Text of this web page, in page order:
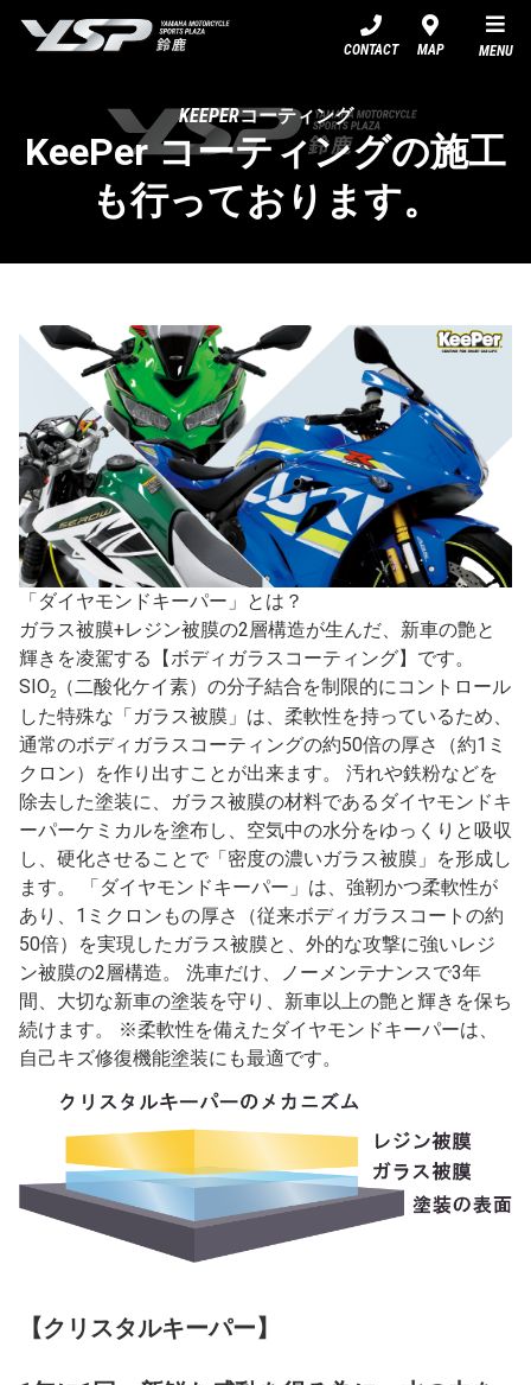
CONTACT MAP MENU
KEEPERコーティング
KeePer コーティングの施工
も行っております。
「ダイヤモンドキーパー」とは？
ガラス被膜+レジン被膜の2層構造が生んだ、新車の艶と
輝きを凌駕する【ボディガラスコーティング】です。
SIO2
（二酸化ケイ素）の分子結合を制限的にコントロール
した特殊な「ガラス被膜」は、柔軟性を持っているため、
通常のボディガラスコーティングの約50倍の厚さ（約1ミ
クロン）を作り出すことが出来ます。 汚れや鉄粉などを
除去した塗装に、ガラス被膜の材料であるダイヤモンドキ
ーパーケミカルを塗布し、空気中の水分をゆっくりと吸収
し、硬化させることで「密度の濃いガラス被膜」を形成し
ます。 「ダイヤモンドキーパー」は、強靭かつ柔軟性が
あり、1ミクロンもの厚さ（従来ボディガラスコートの約
50倍）を実現したガラス被膜と、外的な攻撃に強いレジ
ン被膜の2層構造。 洗車だけ、ノーメンテナンスで3年
間、大切な新車の塗装を守り、新車以上の艶と輝きを保ち
続けます。 ※柔軟性を備えたダイヤモンドキーパーは、
自己キズ修復機能塗装にも最適です。
【クリスタルキーパー】